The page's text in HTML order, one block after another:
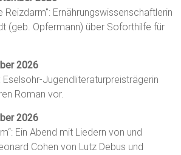
Reizdarm": Ernährungswissenschaftlerin
(geb. Opfermann) über Soforthilfe für
2026
Eselsohr-Jugendliteraturpreisträgerin
Roman vor.
2026
Ein Abend mit Liedern von und
Cohen von Lutz Debus und